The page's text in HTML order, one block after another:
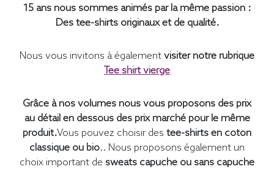
15 ans nous sommes animés par la même passion :
Des tee-shirts originaux et de qualité.
Nous vous invitons à également visiter notre rubrique
Tee shirt vierge
Grâce à nos volumes nous vous proposons des prix
au détail en dessous des prix marché pour le même
produit.Vous pouvez choisir des tee-shirts en coton
classique ou bio.. Nous proposons également un
choix important de sweats capuche ou sans capuche